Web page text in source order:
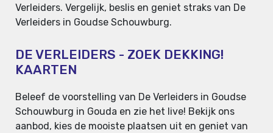
Verleiders. Vergelijk, beslis en geniet straks van De
Verleiders in Goudse Schouwburg.
DE VERLEIDERS - ZOEK DEKKING!
KAARTEN
Beleef de voorstelling van De Verleiders in Goudse
Schouwburg in Gouda en zie het live! Bekijk ons
aanbod, kies de mooiste plaatsen uit en geniet van